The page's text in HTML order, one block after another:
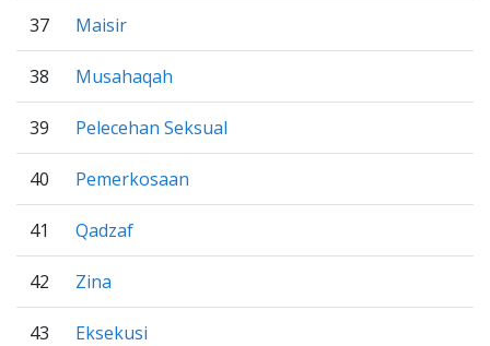
37 Maisir
38 Musahaqah
39 Pelecehan Seksual
40 Pemerkosaan
41 Qadzaf
42 Zina
43 Eksekusi